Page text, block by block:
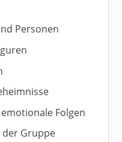
Personen
Folgen
der Gruppe